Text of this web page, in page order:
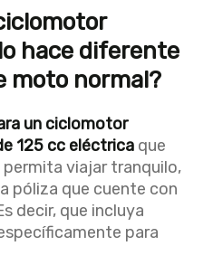
hace diferente
moto normal?
un ciclomotor
125 cc eléctrica que
viajar tranquilo,
póliza que cuente con
decir, que incluya
para